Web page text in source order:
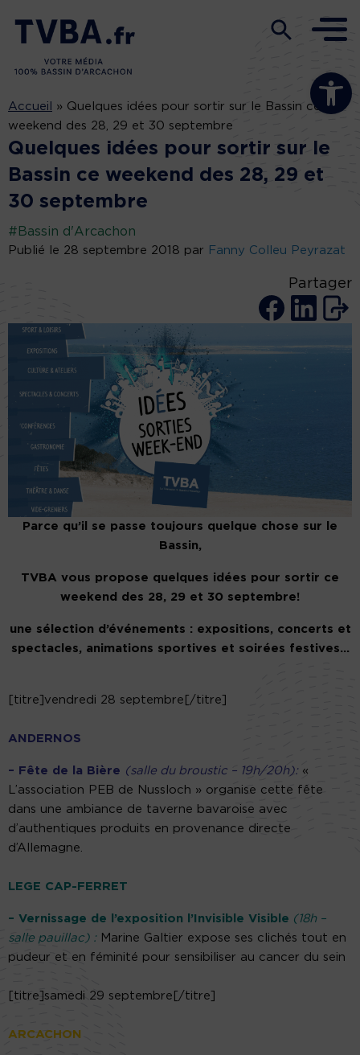
Ouvrir la
Accueil » Quelques idées pour sortir sur le Bassin ce
weekend des 28, 29 et 30 septembre
Quelques idées pour sortir sur le
Bassin ce weekend des 28, 29 et
30 septembre
#Bassin d'Arcachon
Publié le 28 septembre 2018 par Fanny Colleu Peyrazat
Partager
Parce qu’il se passe toujours quelque chose sur le
Bassin,
TVBA vous propose quelques idées pour sortir ce
weekend des 28, 29 et 30 septembre!
une sélection d’événements : expositions, concerts et
spectacles, animations sportives et soirées festives…
[titre]vendredi 28 septembre[/titre]
ANDERNOS
– Fête de la Bière (salle du broustic – 19h/20h): «
L’association PEB de Nussloch » organise cette fête
dans une ambiance de taverne bavaroise avec
d’authentiques produits en provenance directe
d’Allemagne.
LEGE CAP-FERRET
– Vernissage de l’exposition l’Invisible Visible (18h –
salle pauillac) :Marine Galtier expose ses clichés tout en
pudeur et en féminité pour sensibiliser au cancer du sein
[titre]samedi 29 septembre[/titre]
ARCACHON